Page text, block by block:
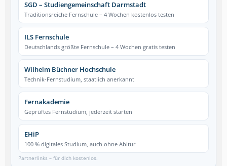
SGD – Studiengemeinschaft Darmstadt
Traditionsreiche Fernschule – 4 Wochen kostenlos testen
ILS Fernschule
Deutschlands größte Fernschule – 4 Wochen gratis testen
Wilhelm Büchner Hochschule
Technik-Fernstudium, staatlich anerkannt
Fernakademie
Geprüftes Fernstudium, jederzeit starten
EHiP
100 % digitales Studium, auch ohne Abitur
Partnerlinks – für dich kostenlos.